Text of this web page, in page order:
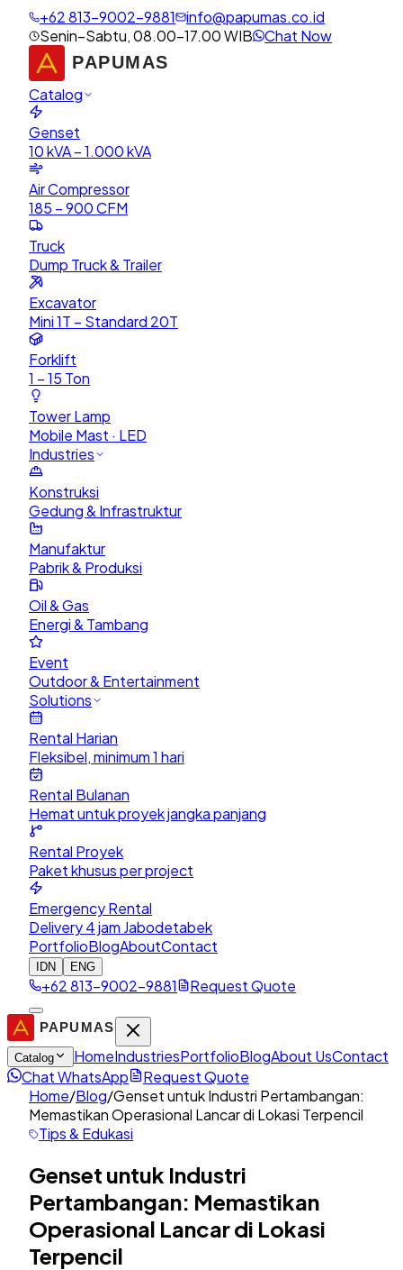
+62 813-9002-9881
info@papumas.co.id
Senin–Sabtu, 08.00–17.00 WIB
Chat Now
Catalog
Genset
10 kVA – 1.000 kVA
Air Compressor
185 – 900 CFM
Truck
Dump Truck & Trailer
Excavator
Mini 1T – Standard 20T
Forklift
1 – 15 Ton
Tower Lamp
Mobile Mast · LED
Industries
Konstruksi
Gedung & Infrastruktur
Manufaktur
Pabrik & Produksi
Oil & Gas
Energi & Tambang
Event
Outdoor & Entertainment
Solutions
Rental Harian
Fleksibel, minimum 1 hari
Rental Bulanan
Hemat untuk proyek jangka panjang
Rental Proyek
Paket khusus per project
Emergency Rental
Delivery 4 jam Jabodetabek
PortfolioBlogAboutContact
IDN ENG
+62 813-9002-9881 Request Quote
Catalog HomeIndustriesPortfolioBlogAbout UsContact
Chat WhatsApp
Request Quote
Home/Blog/Genset untuk Industri Pertambangan:
Memastikan Operasional Lancar di Lokasi Terpencil
Tips & Edukasi
Genset untuk Industri
Pertambangan: Memastikan
Operasional Lancar di Lokasi
Terpencil